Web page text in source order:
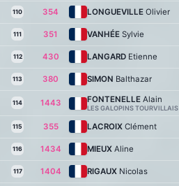
110 354 LONGUEVILLE Olivier
111 351 VANHÉE Sylvie
112 430 LANGARD Etienne
113 380 SIMON Balthazar
114 1443 FONTENELLE Alain
LES GALOPINS TOURVILLAIS
115 355 LACROIX Clément
116 1434 MIEUX Aline
117 1404 RIGAUX Nicolas